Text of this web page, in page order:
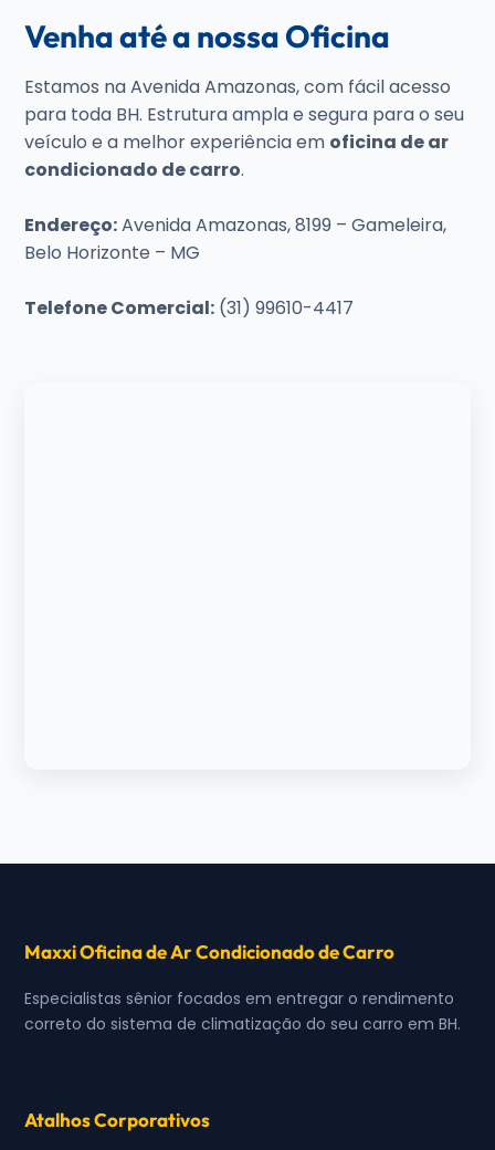
Venha até a nossa Oficina
Estamos na Avenida Amazonas, com fácil acesso
para toda BH. Estrutura ampla e segura para o seu
veículo e a melhor experiência em oficina de ar
condicionado de carro.
Endereço:Avenida Amazonas, 8199 – Gameleira,
Belo Horizonte – MG
Telefone Comercial: (31) 99610-4417
Maxxi Oficina de Ar Condicionado de Carro
Especialistas sênior focados em entregar o rendimento
correto do sistema de climatização do seu carro em BH.
Atalhos Corporativos